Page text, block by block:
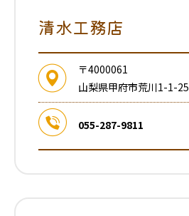
清水工務店
〒4000061
山梨県甲府市荒川1-1-25
055-287-9811